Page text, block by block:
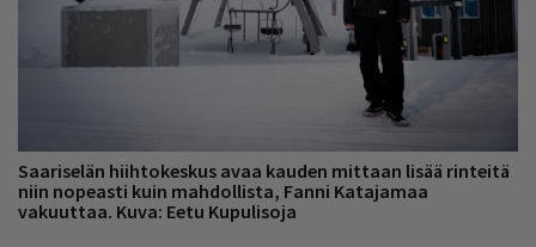
Saariselän hiihtokeskus avaa kauden mittaan lisää rinteitä
niin nopeasti kuin mahdollista, Fanni Katajamaa
vakuuttaa. Kuva: Eetu Kupulisoja